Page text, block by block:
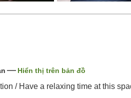
Hiển thị trên bản đồ
/ Have a relaxing time at this